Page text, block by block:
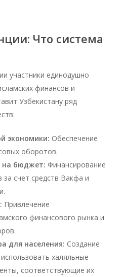
Что система
участники единодушно
финансов и
Узбекистану ряд
экономики: Обеспечение
оборотов.
на бюджет: Финансирование
за счет средств Вакфа и
Привлечение
финансового рынка и
для населения: Создание
халяльные
соответствующие их